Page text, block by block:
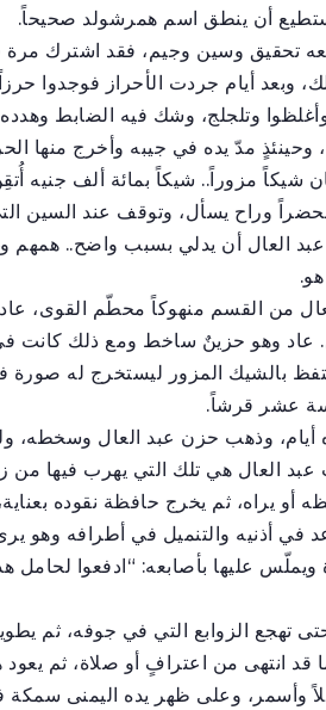
أن ينطق اسم همرشولد صحيحاً.
تحقيق وسين وجيم، فقد اشترك
وبعد أيام جردت الأحراز فوجدوا حرزاً
وتلجلج، وشك فيه الضابط
وحينئذٍ مدّ يده في جيبه وأخرج منها
شيكاً مزوراً.. شيكاً بمائة ألف جنيه
وراح يسأل، وتوقف عند السين
العال أن يدلي بسبب واضح.. همهم
من القسم منهوكاً محطّم القوى،
عاد وهو حزينٌ ساخط ومع ذلك كانت
بالشيك المزور ليستخرج له صورة
عشر قرشاً.
وذهب حزن عبد العال وسخطه،
عبد العال هي تلك التي يهرب فيها من
أو يراه، ثم يخرج حافظة نقوده
في أذنيه والتنميل في أطرافه وهو
ويملّس عليها بأصابعه: “ادفعوا
تهجع الزوابع التي في جوفه، ثم
قد انتهى من اعترافٍ أو صلاة، ثم
وأسمر، وعلى ظهر يده اليمنى سمكة